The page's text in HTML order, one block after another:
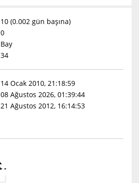
10 (0.002 gün başına)
0
Bay
34
14 Ocak 2010, 21:18:59
08 Ağustos 2026, 01:39:44
21 Ağustos 2012, 16:14:53